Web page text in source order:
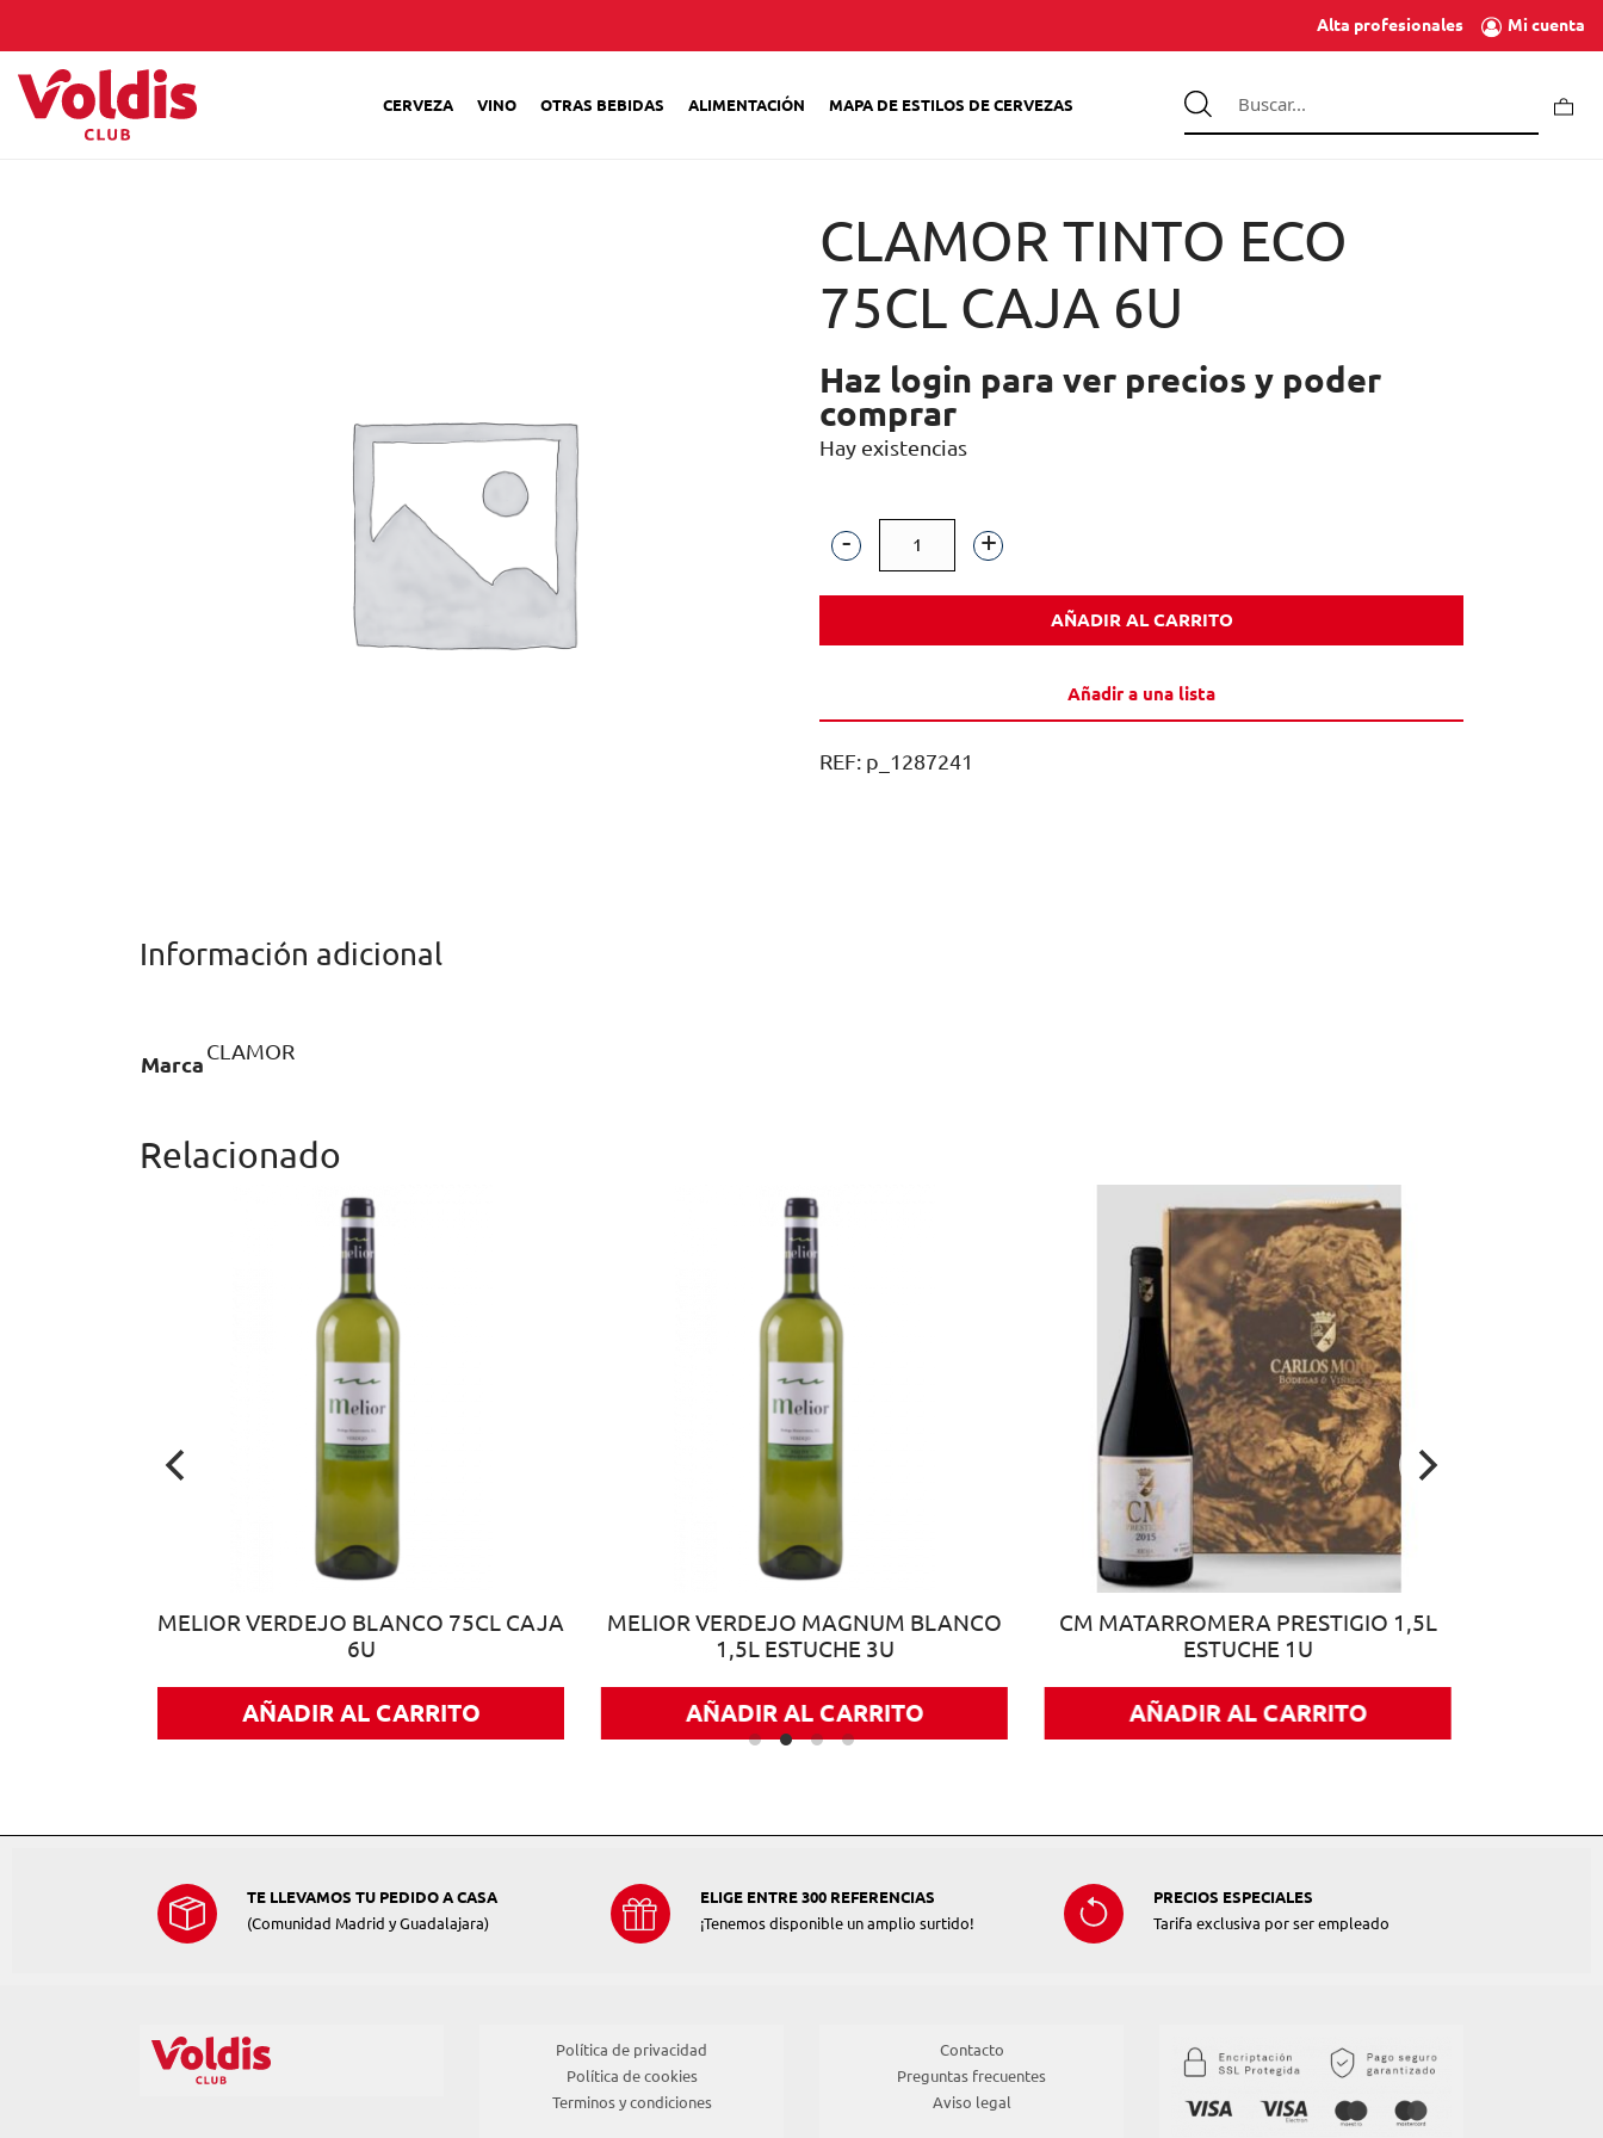
Alta profesionales Mi cuenta
CERVEZA VINO OTRAS BEBIDAS ALIMENTACIÓN MAPA DE ESTILOS DE CERVEZAS
CLAMOR TINTO ECO
75CL CAJA 6U
Haz login para ver precios y poder
comprar
Hay existencias
CLAMOR
TINTO
cantidad
AÑADIR AL CARRITO
Añadir a una lista
REF: p_1287241
Información adicional
Marca
CLAMOR
Relacionado
MELIOR VERDEJO BLANCO 75CL CAJA
6U
AÑADIR AL CARRITO
MELIOR VERDEJO MAGNUM BLANCO
1,5L ESTUCHE 3U
AÑADIR AL CARRITO
CM MATARROMERA PRESTIGIO 1,5L
ESTUCHE 1U
AÑADIR AL CARRITO
TE LLEVAMOS TU PEDIDO A CASA
(Comunidad Madrid y Guadalajara)
ELIGE ENTRE 300 REFERENCIAS
¡Tenemos disponible un amplio surtido!
PRECIOS ESPECIALES
Tarifa exclusiva por ser empleado
Política de privacidad
Política de cookies
Terminos y condiciones
Contacto
Preguntas frecuentes
Aviso legal